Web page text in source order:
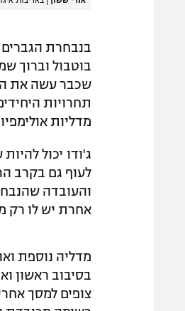
בנבחרת הגברים
בוטבול וברוך
שכבר עשה את
תחרויות
מדליות
ג'ודו יכול
לעוף גם בקרב
והעובדה
אחרת יש לו רק
מדליה נוספת
בסיבוב ראשון
צופים למסך